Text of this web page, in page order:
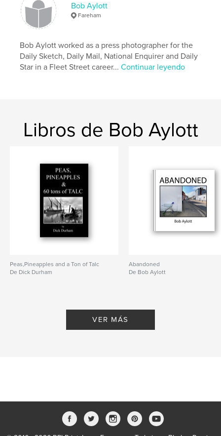
Bob Aylott
Fareham
Bob Aylott worked as a press photographer for the
Daily Sketch, Daily Mail, National Enquirer and Daily
Star in a Fleet Street career...Continuar leyendo
Libros de Bob Aylott
Peas,Pineapples and a Ton of Talc
De Dick Durham
Abandoned
De Bob Aylott
VER MÁS